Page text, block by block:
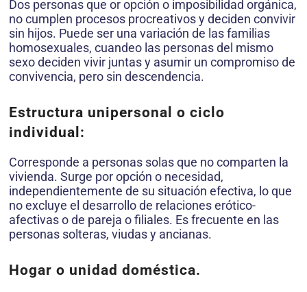
Dos personas que or opción o imposibilidad orgánica,
no cumplen procesos procreativos y deciden convivir
sin hijos. Puede ser una variación de las familias
homosexuales, cuandeo las personas del mismo
sexo deciden vivir juntas y asumir un compromiso de
convivencia, pero sin descendencia.
Estructura unipersonal o ciclo
individual:
Corresponde a personas solas que no comparten la
vivienda. Surge por opción o necesidad,
independientemente de su situación efectiva, lo que
no excluye el desarrollo de relaciones erótico-
afectivas o de pareja o filiales. Es frecuente en las
personas solteras, viudas y ancianas.
Hogar o unidad doméstica.